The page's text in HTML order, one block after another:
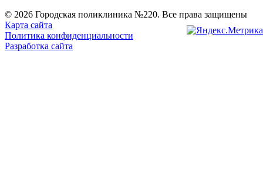
© 2026 Городская поликлиника №220. Все права защищены
Карта сайта
Политика конфиденциальности
Разработка сайта